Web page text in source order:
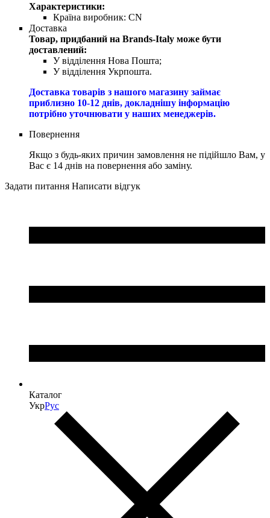
Характеристики:
Країна виробник: CN
Доставка
Товар, придбаний на Brands-Italy може бути
доставлений:
У відділення Нова Пошта;
У відділення Укрпошта.
Доставка товарів з нашого магазину займає
приблизно 10-12 днів, докладнішу інформацію
потрібно уточнювати у наших менеджерів.
Повернення
Якщо з будь-яких причин замовлення не підійшло Вам, у
Вас є 14 днів на повернення або заміну.
Задати питання Написати відгук
Каталог
УкрРус